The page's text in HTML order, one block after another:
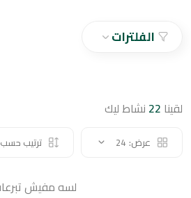
الفلترات
نشاط ليك
عرض: 24 ترتيب حسب: أفتراضى
لسه مفيش تبرعات